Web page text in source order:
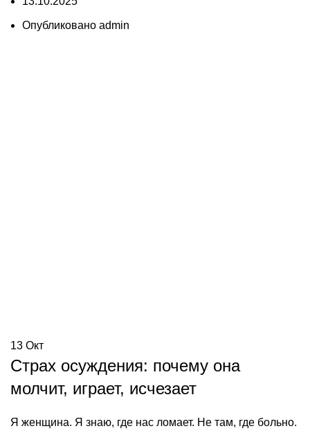
Опубликовано admin
13 Окт
Страх осуждения: почему она
молчит, играет, исчезает
Я женщина. Я знаю, где нас ломает. Не там, где больно.